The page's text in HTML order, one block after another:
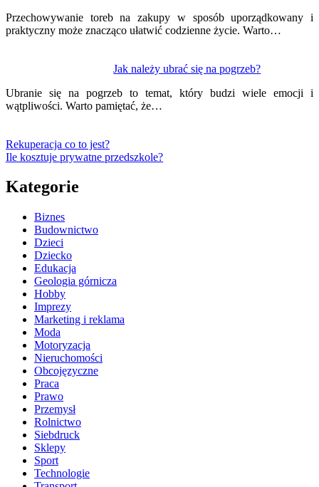
Przechowywanie toreb na zakupy w sposób uporządkowany i
praktyczny może znacząco ułatwić codzienne życie. Warto…
Jak należy ubrać się na pogrzeb?
Ubranie się na pogrzeb to temat, który budzi wiele emocji i
wątpliwości. Warto pamiętać, że…
Rekuperacja co to jest?
Ile kosztuje prywatne przedszkole?
Kategorie
Biznes
Budownictwo
Dzieci
Dziecko
Edukacja
Geologia górnicza
Hobby
Imprezy
Marketing i reklama
Moda
Motoryzacja
Nieruchomości
Obcojęzyczne
Praca
Prawo
Przemysł
Rolnictwo
Siebdruck
Sklepy
Sport
Technologie